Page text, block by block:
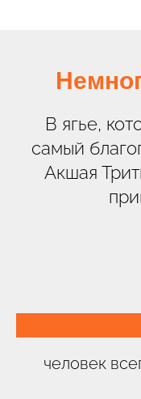
В ягье,
самый
Акшая
человек